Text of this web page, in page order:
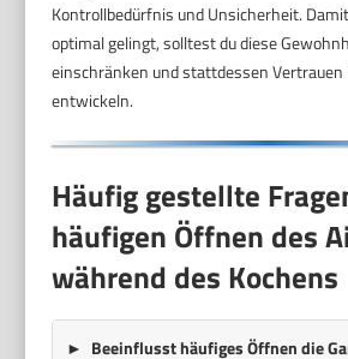
Kontrollbedürfnis und Unsicherheit.
optimal gelingt, solltest du diese
einschränken und stattdessen Vertrauen
entwickeln.
Häufig gestellte
häufigen Öffnen des
während des Kochens
Beeinflusst häufiges Öffnen die